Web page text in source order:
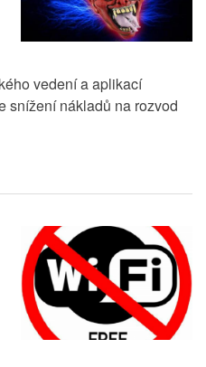
vedení a aplikací
snížení nákladů na rozvod